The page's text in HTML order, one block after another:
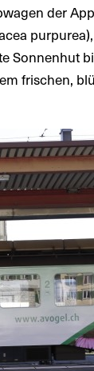
der
Sonnenhut
frischen,